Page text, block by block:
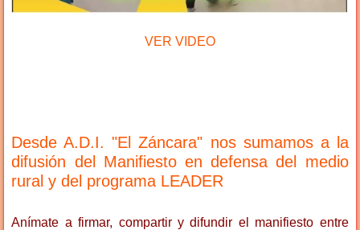
VER VIDEO
Desde A.D.I. "El Záncara" nos sumamos a la
difusión del Manifiesto en defensa del medio
rural y del programa LEADER
Anímate a firmar, compartir y difundir el manifiesto entre